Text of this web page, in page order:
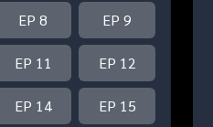
EP 8 EP 9
EP 11 EP 12
EP 14 EP 15